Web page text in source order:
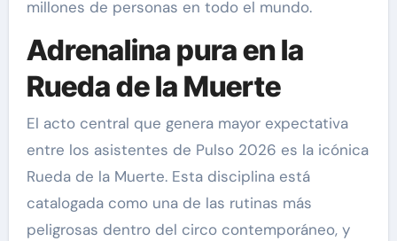
millones de personas en todo el mundo.
Adrenalina pura en la
Rueda de la Muerte
El acto central que genera mayor expectativa
entre los asistentes de Pulso 2026 es la icónica
Rueda de la Muerte. Esta disciplina está
catalogada como una de las rutinas más
peligrosas dentro del circo contemporáneo, y